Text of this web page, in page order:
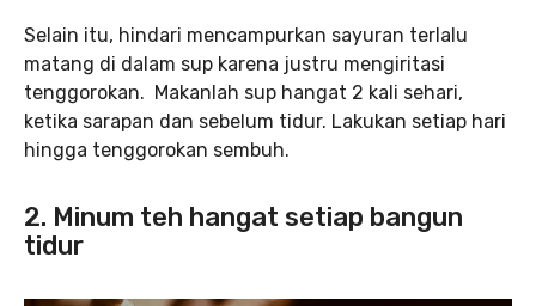
Selain itu, hindari mencampurkan sayuran terlalu
matang di dalam sup karena justru mengiritasi
tenggorokan. Makanlah sup hangat 2 kali sehari,
ketika sarapan dan sebelum tidur. Lakukan setiap hari
hingga tenggorokan sembuh.
2. Minum teh hangat setiap bangun
tidur